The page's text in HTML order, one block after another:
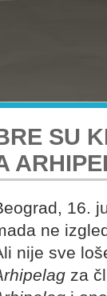
SU
16.
ne
nije sve
za